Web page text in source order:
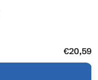
€20,59